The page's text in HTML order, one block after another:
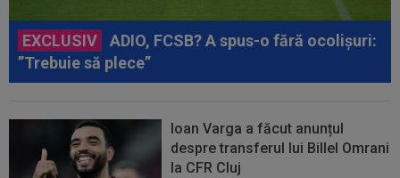
EXCLUSIV
ADIO, FCSB? A spus-o fără ocolișuri:
”Trebuie să plece”
Ioan Varga a făcut anunțul
despre transferul lui Billel Omrani
la CFR Cluj